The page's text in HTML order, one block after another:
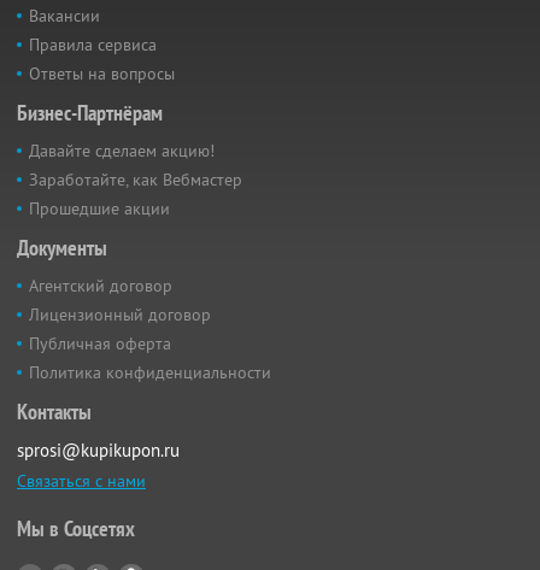
Вакансии
Правила сервиса
Ответы на вопросы
Бизнес-Партнёрам
Давайте сделаем акцию!
Заработайте, как Вебмастер
Прошедшие акции
Документы
Агентский договор
Лицензионный договор
Публичная оферта
Политика конфиденциальности
Контакты
sprosi@kupikupon.ru
Связаться с нами
Мы в Соцсетях